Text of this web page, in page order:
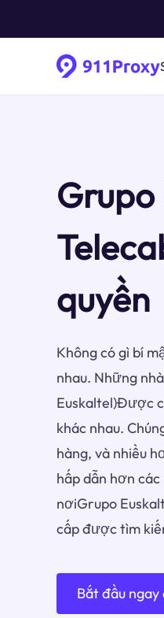
Grupo
quyền
Không có gì bí
nhau. Những
Euskaltel)Được
khác nhau.
hàng, và nhiều
hấp dẫn hơn
nơiGrupo
cấp được tìm
Bắt đầu ngay